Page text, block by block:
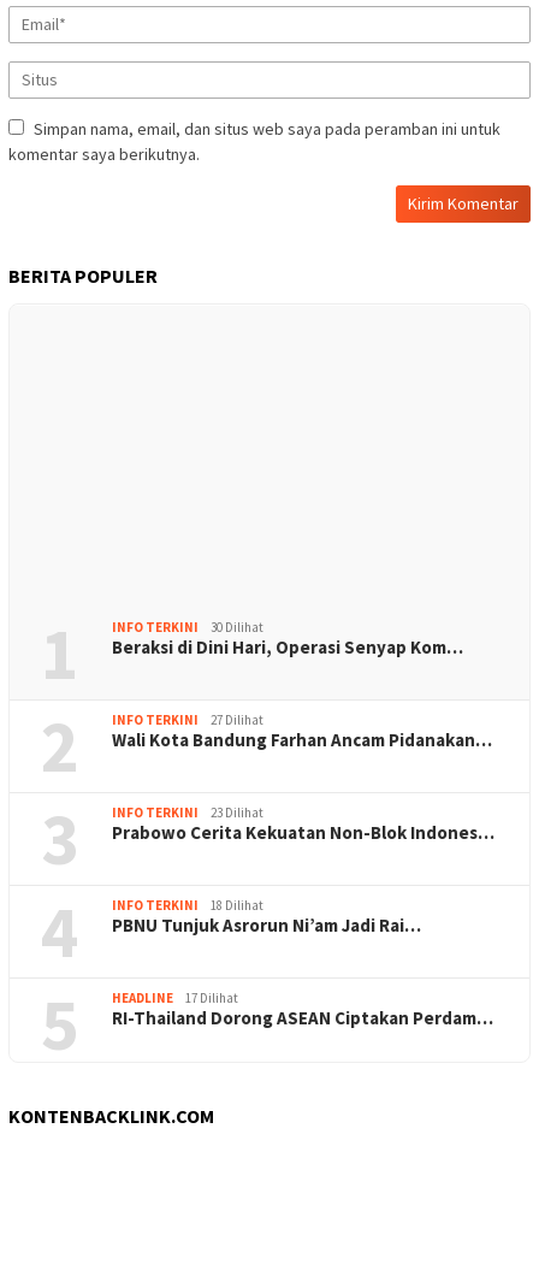
Simpan nama, email, dan situs web saya pada peramban ini untuk
komentar saya berikutnya.
BERITA POPULER
1 INFO TERKINI 30 Dilihat
Beraksi di Dini Hari, Operasi Senyap Kom…
2 INFO TERKINI 27 Dilihat
Wali Kota Bandung Farhan Ancam Pidanakan…
3 INFO TERKINI 23 Dilihat
Prabowo Cerita Kekuatan Non-Blok Indones…
4 INFO TERKINI 18 Dilihat
PBNU Tunjuk Asrorun Ni’am Jadi Rai…
5 HEADLINE 17 Dilihat
RI-Thailand Dorong ASEAN Ciptakan Perdam…
KONTENBACKLINK.COM